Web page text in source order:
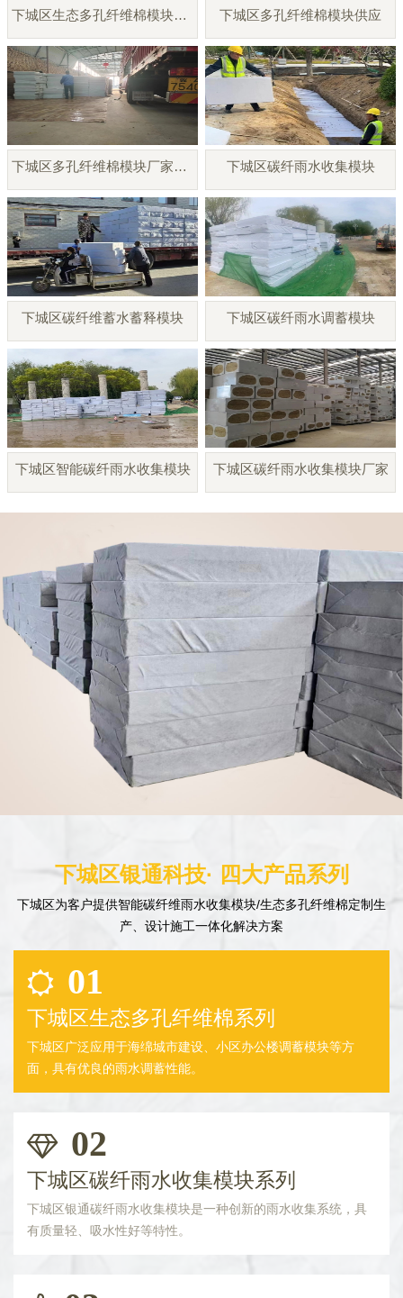
下城区生态多孔纤维棉模块厂家 下城区多孔纤维棉模块供应
下城区多孔纤维棉模块厂家直销 下城区碳纤雨水收集模块
下城区碳纤维蓄水蓄释模块 下城区碳纤雨水调蓄模块
下城区智能碳纤雨水收集模块 下城区碳纤雨水收集模块厂家
下城区银通科技· 四大产品系列
下城区为客户提供智能碳纤维雨水收集模块/生态多孔纤维棉定制生
产、设计施工一体化解决方案
01
下城区生态多孔纤维棉系列
下城区广泛应用于海绵城市建设、小区办公楼调蓄模块等方
面，具有优良的雨水调蓄性能。
02
下城区碳纤雨水收集模块系列
下城区银通碳纤雨水收集模块是一种创新的雨水收集系统，具
有质量轻、吸水性好等特性。